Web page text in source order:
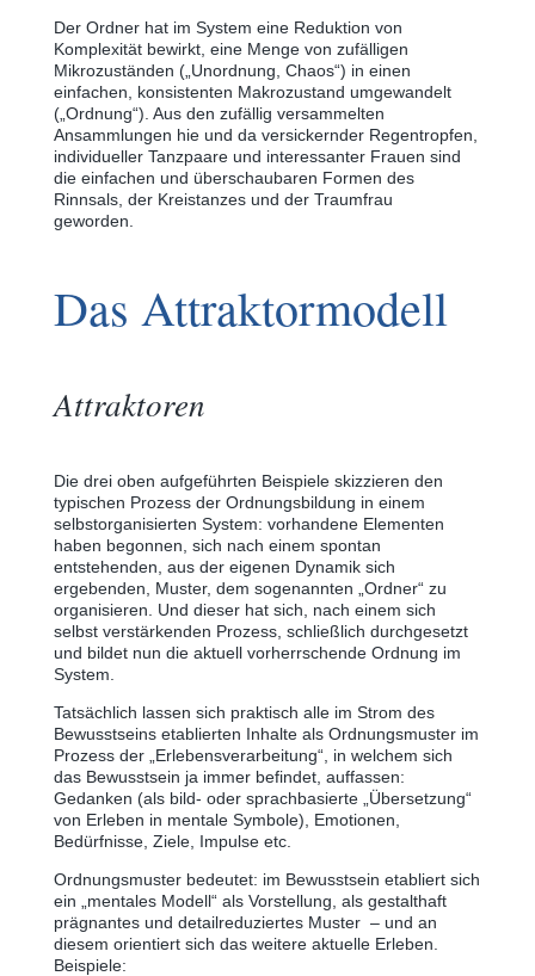
Der Ordner hat im System eine Reduktion von
Komplexität bewirkt, eine Menge von zufälligen
Mikrozuständen („Unordnung, Chaos“) in einen
einfachen, konsistenten Makrozustand umgewandelt
(„Ordnung“). Aus den zufällig versammelten
Ansammlungen hie und da versickernder Regentropfen,
individueller Tanzpaare und interessanter Frauen sind
die einfachen und überschaubaren Formen des
Rinnsals, der Kreistanzes und der Traumfrau
geworden.
Das Attraktormodell
Attraktoren
Die drei oben aufgeführten Beispiele skizzieren den
typischen Prozess der Ordnungsbildung in einem
selbstorganisierten System: vorhandene Elementen
haben begonnen, sich nach einem spontan
entstehenden, aus der eigenen Dynamik sich
ergebenden, Muster, dem sogenannten „Ordner“ zu
organisieren. Und dieser hat sich, nach einem sich
selbst verstärkenden Prozess, schließlich durchgesetzt
und bildet nun die aktuell vorherrschende Ordnung im
System.
Tatsächlich lassen sich praktisch alle im Strom des
Bewusstseins etablierten Inhalte als Ordnungsmuster im
Prozess der „Erlebensverarbeitung“, in welchem sich
das Bewusstsein ja immer befindet, auffassen:
Gedanken (als bild- oder sprachbasierte „Übersetzung“
von Erleben in mentale Symbole), Emotionen,
Bedürfnisse, Ziele, Impulse etc.
Ordnungsmuster bedeutet: im Bewusstsein etabliert sich
ein „mentales Modell“ als Vorstellung, als gestalthaft
prägnantes und detailreduziertes Muster ‒ und an
diesem orientiert sich das weitere aktuelle Erleben.
Beispiele: